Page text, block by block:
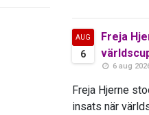
AUG
6
Freja
6 aug
Freja Hjerne
insats när